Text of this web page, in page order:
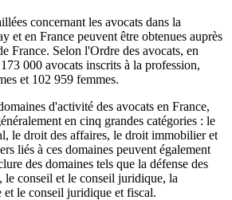
concernant les avocats dans la
et en France peuvent être obtenues auprès
France. Selon l'Ordre des avocats, en
000 avocats inscrits à la profession,
et 102 959 femmes.
d'activité des avocats en France,
en cinq grandes catégories : le
le droit des affaires, le droit immobilier et
liés à ces domaines peuvent également
des domaines tels que la défense des
le conseil et le conseil juridique, la
et le conseil juridique et fiscal.